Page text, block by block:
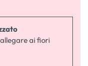
ai fiori